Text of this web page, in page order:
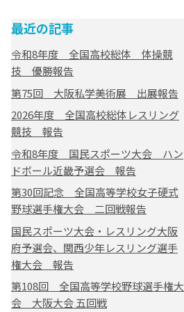
最近の記事
令和8年度 全国高校総体 体操競
技 優勝報告
第75回 大阪私学美術展 出展報告
2026年度 全国高校総体レスリング
競技 報告
令和8年度 国民スポーツ大会 ハン
ドボール近畿予選会 報告
第30回記念 全国高等学校女子硬式
野球選手権大会 二回戦報告
国民スポーツ大会・レスリング大阪
府予選会、関西少年レスリング選手
権大会 報告
第108回 全国高等学校野球選手権大
会 大阪大会 五回戦